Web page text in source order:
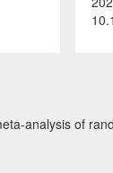
analysis of